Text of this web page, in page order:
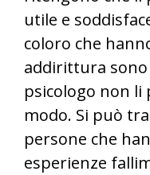
utile e
coloro che
addirittura
psicologo non li
modo. Si può
persone che
esperienze